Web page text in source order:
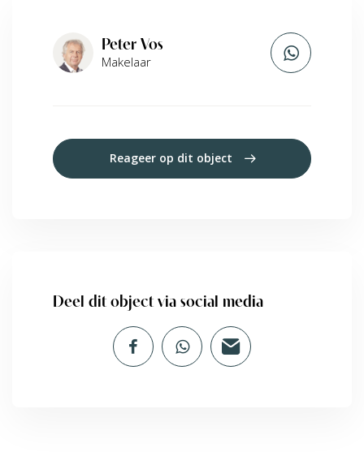
Peter Vos
Makelaar
Reageer op dit object
Deel dit object via social media